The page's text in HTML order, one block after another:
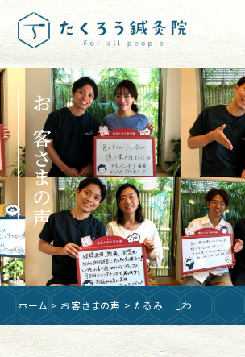
お客さまの声
ホーム > お客さまの声 > たるみ しわ